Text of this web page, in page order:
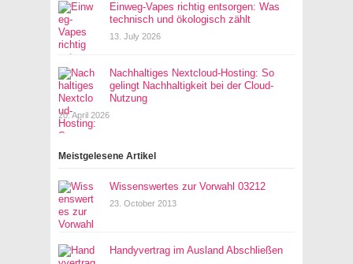
Einweg-Vapes richtig entsorgen: Was
technisch und ökologisch zählt
13. July 2026
Nachhaltiges Nextcloud-Hosting: So
gelingt Nachhaltigkeit bei der Cloud-
Nutzung
20. April 2026
Meistgelesene Artikel
Wissenswertes zur Vorwahl 03212
23. October 2013
Handyvertrag im Ausland Abschließen